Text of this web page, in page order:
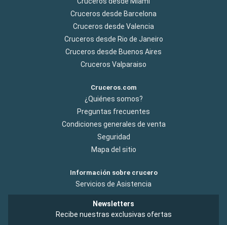
Cruceros desde Barcelona
Cruceros desde Valencia
Cruceros desde Rio de Janeiro
Cruceros desde Buenos Aires
Cruceros Valparaiso
Cruceros.com
¿Quiénes somos?
Preguntas frecuentes
Condiciones generales de venta
Seguridad
Mapa del sitio
Información sobre crucero
Servicios de Asistencia
Newsletters
Recibe nuestras exclusivas ofertas